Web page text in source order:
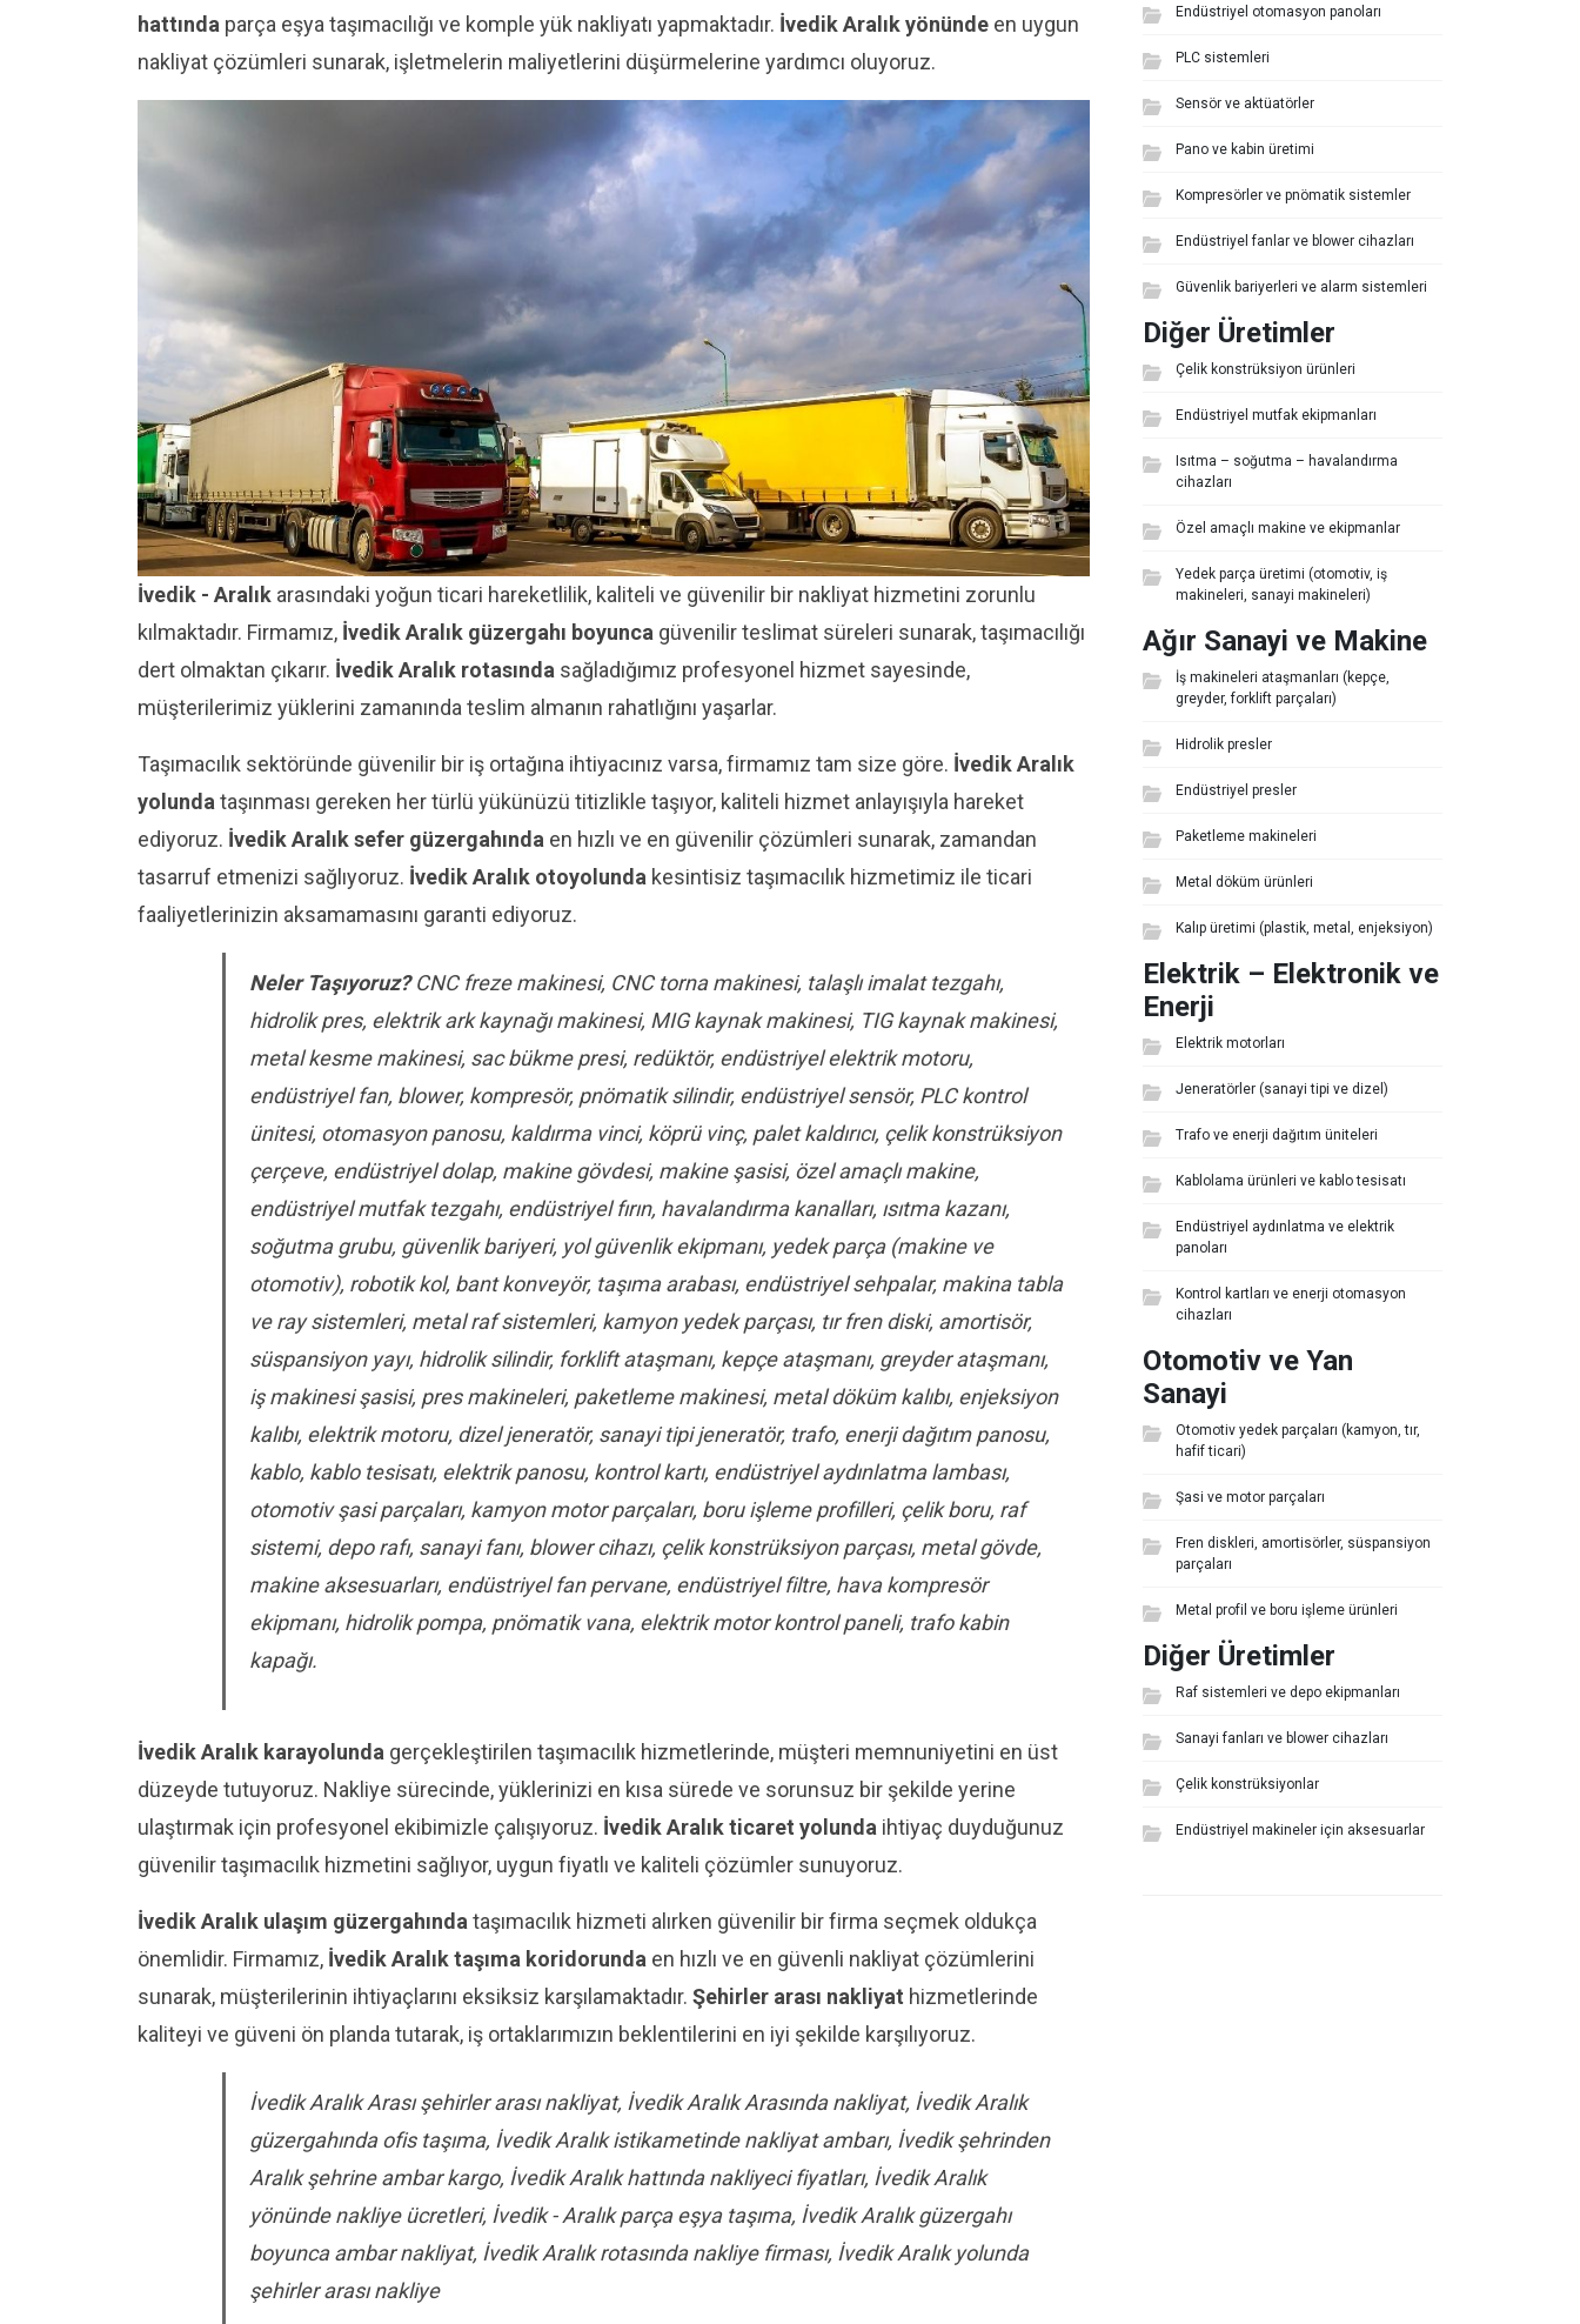
hattında parça eşya taşımacılığı ve komple yük nakliyatı yapmaktadır. İvedik Aralık yönünde en uygun
nakliyat çözümleri sunarak, işletmelerin maliyetlerini düşürmelerine yardımcı oluyoruz.
İvedik - Aralık arasındaki yoğun ticari hareketlilik, kaliteli ve güvenilir bir nakliyat hizmetini zorunlu
kılmaktadır. Firmamız, İvedik Aralık güzergahı boyunca güvenilir teslimat süreleri sunarak, taşımacılığı
dert olmaktan çıkarır. İvedik Aralık rotasında sağladığımız profesyonel hizmet sayesinde,
müşterilerimiz yüklerini zamanında teslim almanın rahatlığını yaşarlar.
Taşımacılık sektöründe güvenilir bir iş ortağına ihtiyacınız varsa, firmamız tam size göre. İvedik Aralık
yolunda taşınması gereken her türlü yükünüzü titizlikle taşıyor, kaliteli hizmet anlayışıyla hareket
ediyoruz. İvedik Aralık sefer güzergahında en hızlı ve en güvenilir çözümleri sunarak, zamandan
tasarruf etmenizi sağlıyoruz. İvedik Aralık otoyolunda kesintisiz taşımacılık hizmetimiz ile ticari
faaliyetlerinizin aksamamasını garanti ediyoruz.
Neler Taşıyoruz?CNC freze makinesi, CNC torna makinesi, talaşlı imalat tezgahı,
hidrolik pres, elektrik ark kaynağı makinesi, MIG kaynak makinesi, TIG kaynak makinesi,
metal kesme makinesi, sac bükme presi, redüktör, endüstriyel elektrik motoru,
endüstriyel fan, blower, kompresör, pnömatik silindir, endüstriyel sensör, PLC kontrol
ünitesi, otomasyon panosu, kaldırma vinci, köprü vinç, palet kaldırıcı, çelik konstrüksiyon
çerçeve, endüstriyel dolap, makine gövdesi, makine şasisi, özel amaçlı makine,
endüstriyel mutfak tezgahı, endüstriyel fırın, havalandırma kanalları, ısıtma kazanı,
soğutma grubu, güvenlik bariyeri, yol güvenlik ekipmanı, yedek parça (makine ve
otomotiv), robotik kol, bant konveyör, taşıma arabası, endüstriyel sehpalar, makina tabla
ve ray sistemleri, metal raf sistemleri, kamyon yedek parçası, tır fren diski, amortisör,
süspansiyon yayı, hidrolik silindir, forklift ataşmanı, kepçe ataşmanı, greyder ataşmanı,
iş makinesi şasisi, pres makineleri, paketleme makinesi, metal döküm kalıbı, enjeksiyon
kalıbı, elektrik motoru, dizel jeneratör, sanayi tipi jeneratör, trafo, enerji dağıtım panosu,
kablo, kablo tesisatı, elektrik panosu, kontrol kartı, endüstriyel aydınlatma lambası,
otomotiv şasi parçaları, kamyon motor parçaları, boru işleme profilleri, çelik boru, raf
sistemi, depo rafı, sanayi fanı, blower cihazı, çelik konstrüksiyon parçası, metal gövde,
makine aksesuarları, endüstriyel fan pervane, endüstriyel filtre, hava kompresör
ekipmanı, hidrolik pompa, pnömatik vana, elektrik motor kontrol paneli, trafo kabin
kapağı.
İvedik Aralık karayolunda gerçekleştirilen taşımacılık hizmetlerinde, müşteri memnuniyetini en üst
düzeyde tutuyoruz. Nakliye sürecinde, yüklerinizi en kısa sürede ve sorunsuz bir şekilde yerine
ulaştırmak için profesyonel ekibimizle çalışıyoruz. İvedik Aralık ticaret yolunda ihtiyaç duyduğunuz
güvenilir taşımacılık hizmetini sağlıyor, uygun fiyatlı ve kaliteli çözümler sunuyoruz.
İvedik Aralık ulaşım güzergahında taşımacılık hizmeti alırken güvenilir bir firma seçmek oldukça
önemlidir. Firmamız, İvedik Aralık taşıma koridorunda en hızlı ve en güvenli nakliyat çözümlerini
sunarak, müşterilerinin ihtiyaçlarını eksiksiz karşılamaktadır. Şehirler arası nakliyat hizmetlerinde
kaliteyi ve güveni ön planda tutarak, iş ortaklarımızın beklentilerini en iyi şekilde karşılıyoruz.
İvedik Aralık Arası şehirler arası nakliyat, İvedik Aralık Arasında nakliyat, İvedik Aralık
güzergahında ofis taşıma, İvedik Aralık istikametinde nakliyat ambarı, İvedik şehrinden
Aralık şehrine ambar kargo, İvedik Aralık hattında nakliyeci fiyatları, İvedik Aralık
yönünde nakliye ücretleri, İvedik - Aralık parça eşya taşıma, İvedik Aralık güzergahı
boyunca ambar nakliyat, İvedik Aralık rotasında nakliye firması, İvedik Aralık yolunda
şehirler arası nakliye
Endüstriyel otomasyon panoları
PLC sistemleri
Sensör ve aktüatörler
Pano ve kabin üretimi
Kompresörler ve pnömatik sistemler
Endüstriyel fanlar ve blower cihazları
Güvenlik bariyerleri ve alarm sistemleri
Diğer Üretimler
Çelik konstrüksiyon ürünleri
Endüstriyel mutfak ekipmanları
Isıtma – soğutma – havalandırma
cihazları
Özel amaçlı makine ve ekipmanlar
Yedek parça üretimi (otomotiv, iş
makineleri, sanayi makineleri)
Ağır Sanayi ve Makine
İş makineleri ataşmanları (kepçe,
greyder, forklift parçaları)
Hidrolik presler
Endüstriyel presler
Paketleme makineleri
Metal döküm ürünleri
Kalıp üretimi (plastik, metal, enjeksiyon)
Elektrik – Elektronik ve
Enerji
Elektrik motorları
Jeneratörler (sanayi tipi ve dizel)
Trafo ve enerji dağıtım üniteleri
Kablolama ürünleri ve kablo tesisatı
Endüstriyel aydınlatma ve elektrik
panoları
Kontrol kartları ve enerji otomasyon
cihazları
Otomotiv ve Yan
Sanayi
Otomotiv yedek parçaları (kamyon, tır,
hafif ticari)
Şasi ve motor parçaları
Fren diskleri, amortisörler, süspansiyon
parçaları
Metal profil ve boru işleme ürünleri
Diğer Üretimler
Raf sistemleri ve depo ekipmanları
Sanayi fanları ve blower cihazları
Çelik konstrüksiyonlar
Endüstriyel makineler için aksesuarlar